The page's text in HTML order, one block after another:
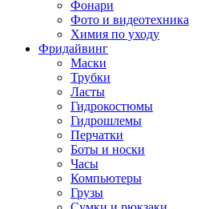
Фонари
Фото и видеотехника
Химия по уходу
Фридайвинг
Маски
Трубки
Ласты
Гидрокостюмы
Гидрошлемы
Перчатки
Боты и носки
Часы
Компьютеры
Грузы